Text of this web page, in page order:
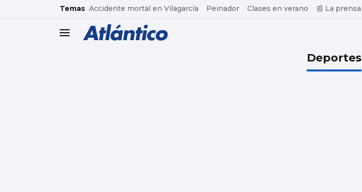
common.go-to-content
Temas Accidente mortal en Vilagarcía Peinador Clases en verano 📰 La prensa
header.menu.open
Deportes